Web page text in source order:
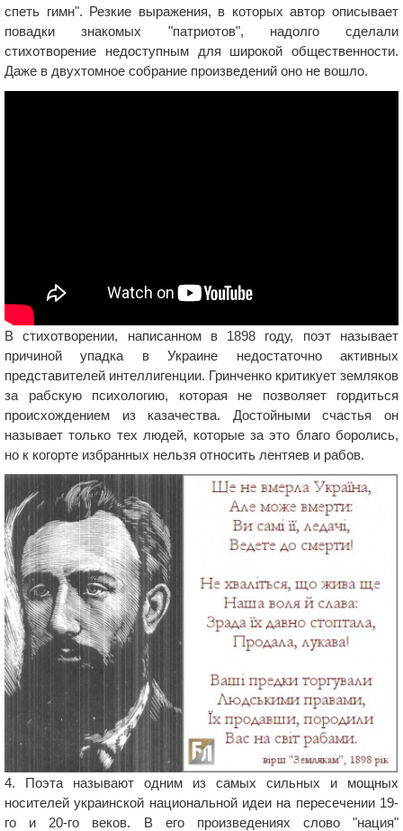
спеть гимн". Резкие выражения, в которых автор описывает
повадки знакомых "патриотов", надолго сделали
стихотворение недоступным для широкой общественности.
Даже в двухтомное собрание произведений оно не вошло.
В стихотворении, написанном в 1898 году, поэт называет
причиной упадка в Украине недостаточно активных
представителей интеллигенции. Гринченко критикует земляков
за рабскую психологию, которая не позволяет гордиться
происхождением из казачества. Достойными счастья он
называет только тех людей, которые за это благо боролись,
но к когорте избранных нельзя относить лентяев и рабов.
4. Поэта называют одним из самых сильных и мощных
носителей украинской национальной идеи на пересечении 19-
го и 20-го веков. В его произведениях слово "нация"